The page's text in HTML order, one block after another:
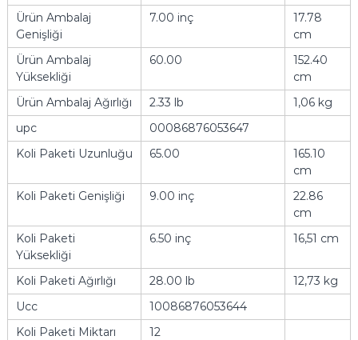
Ürün Ambalaj
Genişliği
7.00 inç
17.78
cm
Ürün Ambalaj
Yüksekliği
60.00
152.40
cm
Ürün Ambalaj Ağırlığı
2.33 lb
1,06 kg
upc
00086876053647
Koli Paketi Uzunluğu
65.00
165.10
cm
Koli Paketi Genişliği
9.00 inç
22.86
cm
Koli Paketi
Yüksekliği
6.50 inç 16,51 cm
Koli Paketi Ağırlığı 28.00 lb
12,73 kg
Ucc
10086876053644
Koli Paketi Miktarı
12